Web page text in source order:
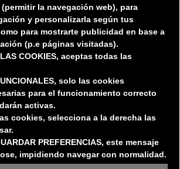
la navegación web), para
y personalizarla según tus
para mostrarte publicidad en base a
(p.e páginas visitadas).
COOKIES, aceptas todas las
solo las cookies
para el funcionamiento correcto
activas.
cookies, selecciona a la derecha las
PREFERENCIAS, este mensaje
impidiendo navegar con normalidad.
de datos
Negocio